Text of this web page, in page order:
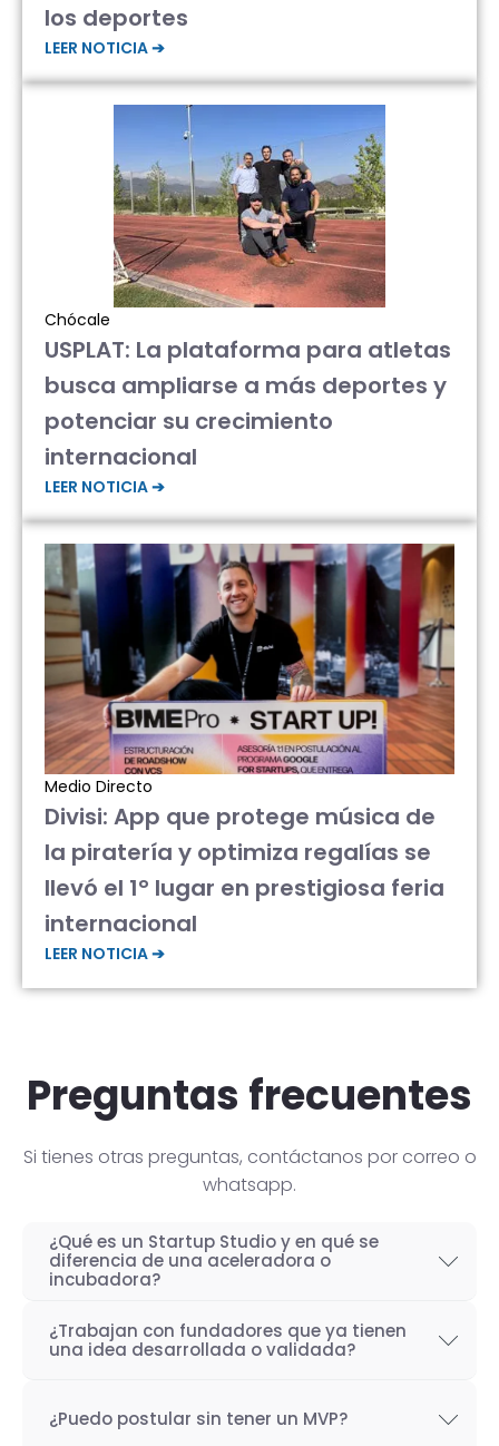
los deportes
LEER NOTICIA ➔
Chócale
USPLAT: La plataforma para atletas
busca ampliarse a más deportes y
potenciar su crecimiento
internacional
LEER NOTICIA ➔
Medio Directo
Divisi: App que protege música de
la piratería y optimiza regalías se
llevó el 1° lugar en prestigiosa feria
internacional
LEER NOTICIA ➔
Preguntas frecuentes
Si tienes otras preguntas, contáctanos por correo o
whatsapp.
¿Qué es un Startup Studio y en qué se
diferencia de una aceleradora o
incubadora?
Un Startup Studio es una organización capaz
de construir startups de manera iterativa,
con experiencia. También se les conoce
¿Trabajan con fundadores que ya tienen
una idea desarrollada o validada?
Startup Studio es lograr un proceso iterativo
¿Puedo postular sin tener un MVP?